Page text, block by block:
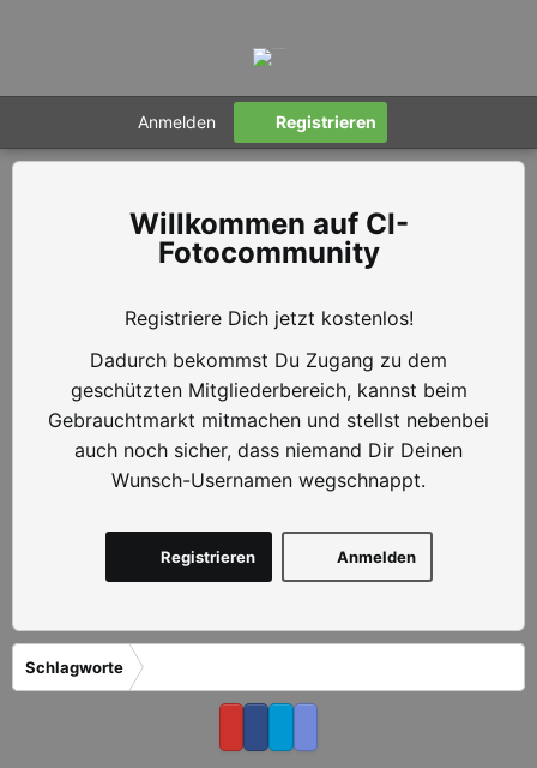
Anmelden Registrieren
CI-
Fotocommunity
Registriere Dich jetzt kostenlos!
Dadurch bekommst Du Zugang zu dem
geschützten Mitgliederbereich, kannst beim
Gebrauchtmarkt mitmachen und stellst nebenbei
auch noch sicher, dass niemand Dir Deinen
Wunsch-Usernamen wegschnappt.
Anmelden
Registrieren
Schlagworte